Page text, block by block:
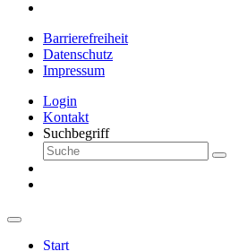
Barrierefreiheit
Datenschutz
Impressum
Login
Kontakt
Suchbegriff
Start